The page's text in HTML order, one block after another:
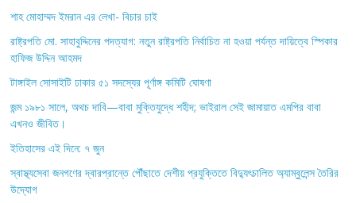
শাহ মোহাম্মদ ইমরান এর লেখা- বিচার চাই
রাষ্ট্রপতি মো. সাহাবুদ্দিনের পদত্যাগ: নতুন রাষ্ট্রপতি নির্বাচিত না হওয়া পর্যন্ত দায়িত্বে স্পিকার
হাফিজ উদ্দিন আহমদ
টাঙ্গাইল সোসাইটি ঢাকার ৫১ সদস্যের পূর্ণাঙ্গ কমিটি ঘোষণা
জন্ম ১৯৮১ সালে, অথচ দাবি—বাবা মুক্তিযুদ্ধে শহীদ; ভাইরাল সেই জামায়াত এমপির বাবা
এখনও জীবিত।
ইতিহাসের এই দিনে: ৭ জুন
স্বাস্থ্যসেবা জনগণের দ্বারপ্রান্তে পৌঁছাতে দেশীয় প্রযুক্তিতে বিদ্যুৎচালিত অ্যাম্বুলেন্স তৈরির
উদ্যোগ